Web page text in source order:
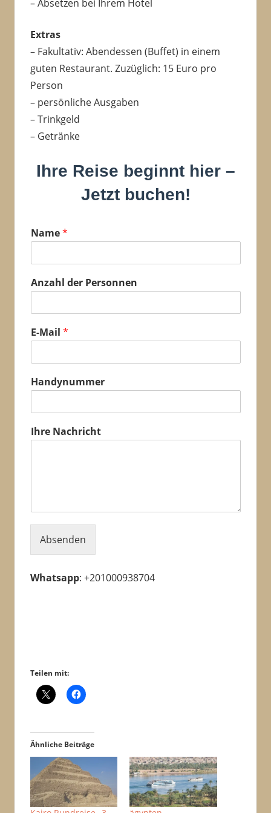
– Absetzen bei Ihrem Hotel
Extras
– Fakultativ: Abendessen (Buffet) in einem
guten Restaurant. Zuzüglich: 15 Euro pro
Person
– persönliche Ausgaben
– Trinkgeld
– Getränke
Ihre Reise beginnt hier –
Jetzt buchen!
Name*
N
a
e
H
n
y
u
m
Anzahl der Personnen
E-Mail *
Handynummer
Ihre Nachricht
Absenden
Whatsapp: +201000938704
Teilen mit:
Ähnliche Beiträge